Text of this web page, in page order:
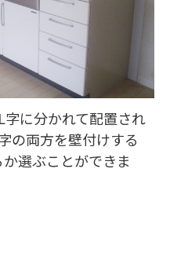
に分かれて配置され
の両方を壁付けする
選ぶことができま